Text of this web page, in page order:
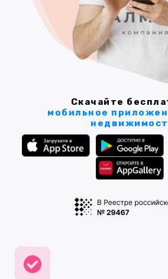
Скачайте
мобильное